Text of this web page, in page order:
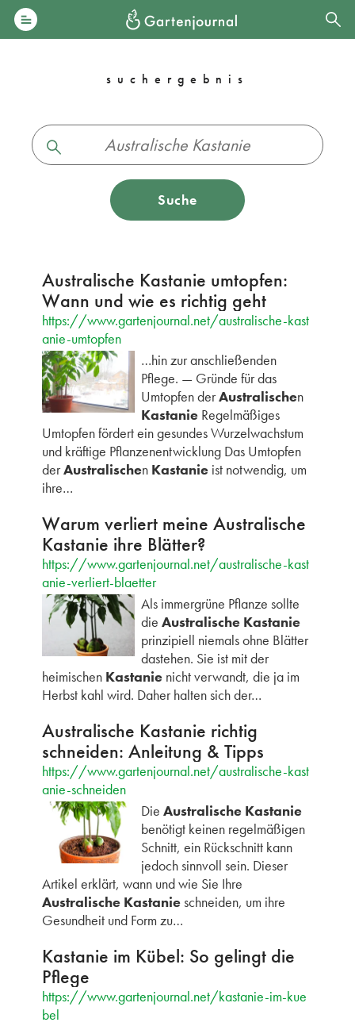
suchergebnis
Suche
Australische Kastanie umtopfen:
Wann und wie es richtig geht
https://www.gartenjournal.net/australische-kast
anie-umtopfen
…hin zur anschließenden
Pflege. — Gründe für das
Umtopfen derAustralischen
KastanieRegelmäßiges
Umtopfen fördert ein gesundes Wurzelwachstum
und kräftige Pflanzenentwicklung Das Umtopfen
derAustralischen Kastanieist notwendig, um
ihre…
Warum verliert meine Australische
Kastanie ihre Blätter?
https://www.gartenjournal.net/australische-kast
anie-verliert-blaetter
Als immergrüne Pflanze sollte
die Australische Kastanie
prinzipiell niemals ohne Blätter
dastehen. Sie ist mit der
heimischen Kastanienicht verwandt, die ja im
Herbst kahl wird. Daher halten sich der…
Australische Kastanie richtig
schneiden: Anleitung & Tipps
https://www.gartenjournal.net/australische-kast
anie-schneiden
Die Australische Kastanie
benötigt keinen regelmäßigen
Schnitt, ein Rückschnitt kann
jedoch sinnvoll sein. Dieser
Artikel erklärt, wann und wie Sie Ihre
Australische Kastanieschneiden, um ihre
Gesundheit und Form zu…
Kastanie im Kübel: So gelingt die
Pflege
https://www.gartenjournal.net/kastanie-im-kue
bel